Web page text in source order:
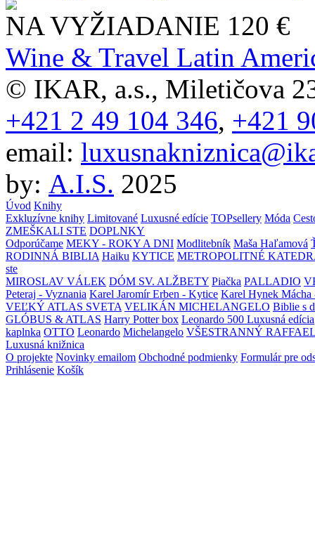
NA VYŽIADANIE 120 €
Wine & Travel Latin
© IKAR, a.s., Miletičova
+421 2 49 104 346, +421
email:
by: A.I.S. 2025
Úvod Knihy
Exkluzívne knihy Limitované Luxusné edície TOPsellery Móda
ZMEŠKALI STE DOPLNKY
Odporúčame MEKY - ROKY A DNI Modlitebník Maša Haľamová
RODINNÁ BIBLIA Haiku KYTICE METROPOLITNÉ
ste
MIROSLAV VÁLEK DÓM SV. ALŽBETY Piačka PALLADIO
Peteraj - Vyznania Karel Jaromír Erben - Kytice Karel Hynek Mácha
VEĽKÝ ATLAS SVETA VELIKÁN MICHELANGELO Biblie s
GLÓBUS & ATLAS Harry Potter box Leonardo 500 Luxusná edícia
kaplnka OTTO Leonardo Michelangelo VŠESTRANNÝ
Luxusná knižnica
O projekte Novinky emailom Obchodné podmienky Formulár pre
Prihlásenie Košík